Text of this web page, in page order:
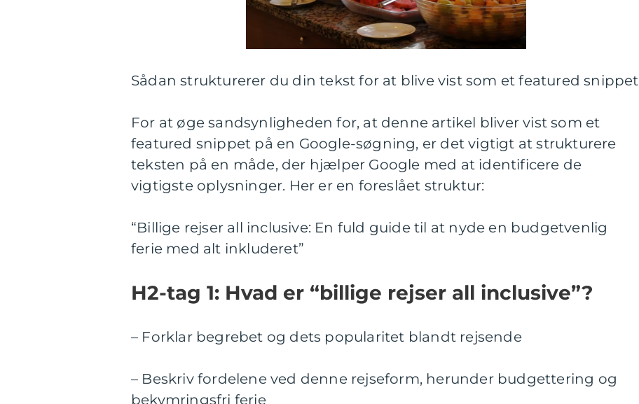
Sådan strukturerer du din tekst for at blive vist som et featured snippet
For at øge sandsynligheden for, at denne artikel bliver vist som et
featured snippet på en Google-søgning, er det vigtigt at strukturere
teksten på en måde, der hjælper Google med at identificere de
vigtigste oplysninger. Her er en foreslået struktur:
“Billige rejser all inclusive: En fuld guide til at nyde en budgetvenlig
ferie med alt inkluderet”
H2-tag 1: Hvad er “billige rejser all inclusive”?
– Forklar begrebet og dets popularitet blandt rejsende
– Beskriv fordelene ved denne rejseform, herunder budgettering og
bekymringsfri ferie